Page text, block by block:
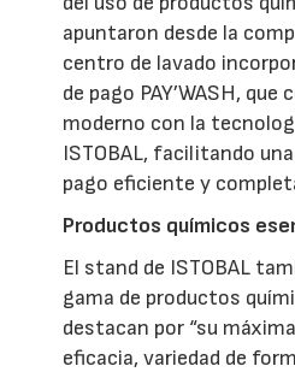
apuntaron desde la
centro de lavado
de pago PAY’WASH,
moderno con la
ISTOBAL, facilitando
pago eficiente y
Productos químicos
El stand de ISTOBAL
gama de productos
destacan por “su
eficacia, variedad de